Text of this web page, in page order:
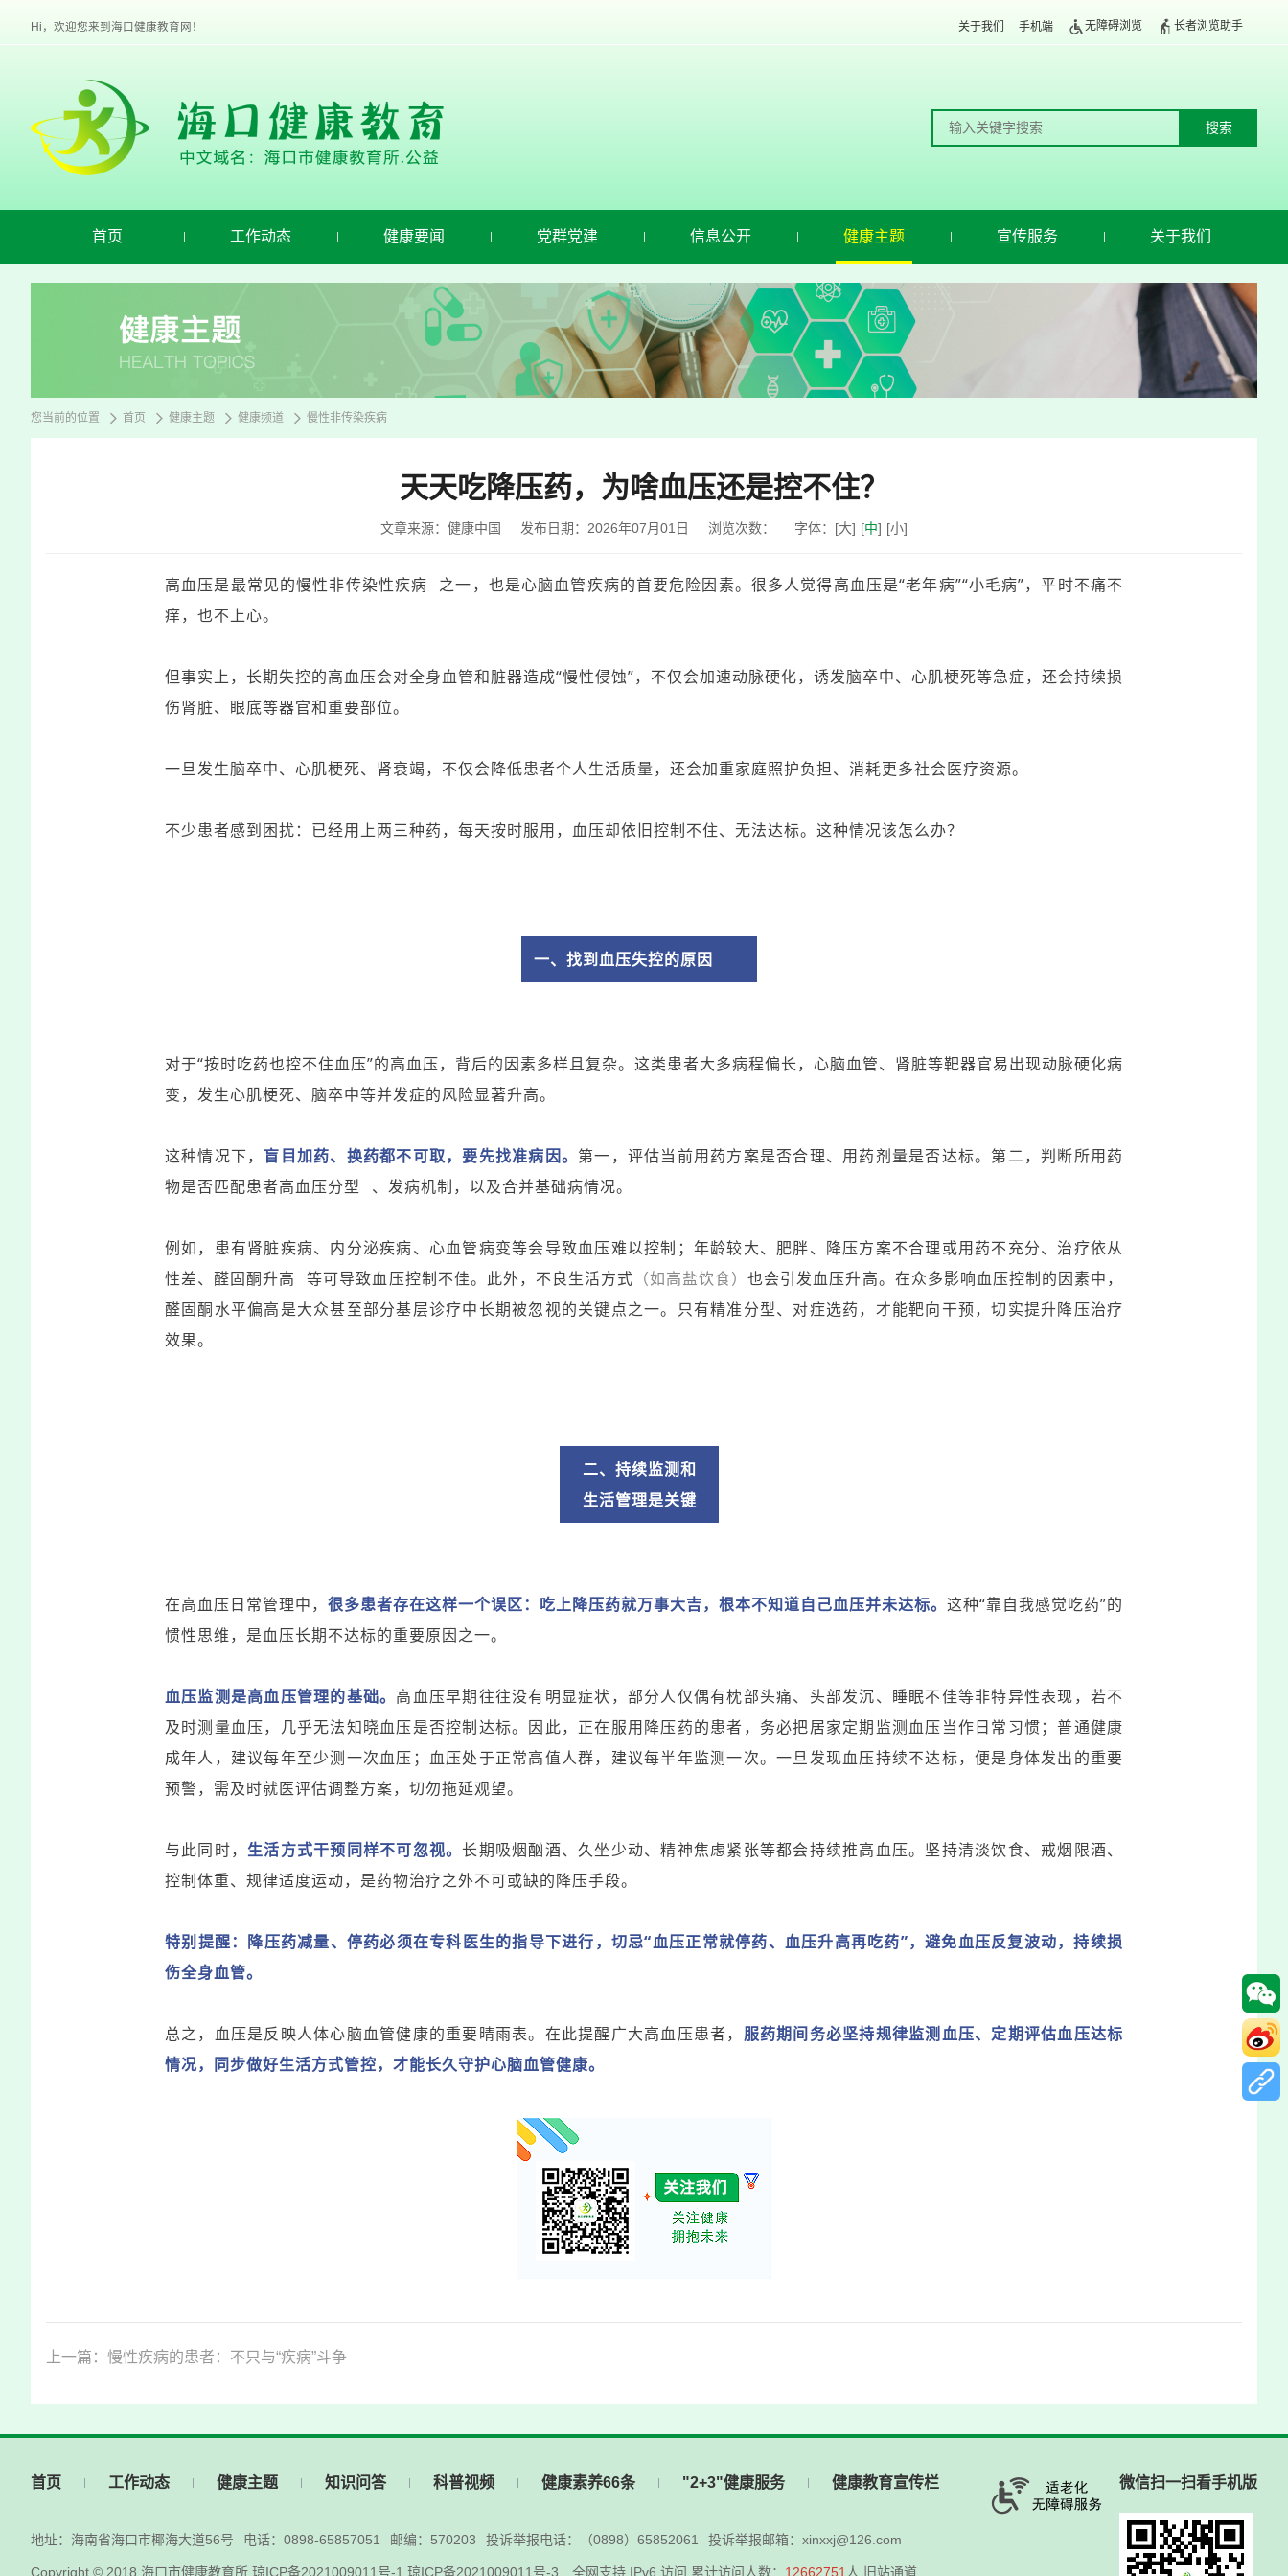
进
人
使
Hi，欢迎您来到海口健康教育网！ 关于我们 手机端 无障碍浏览 长者浏览助手
首页 工作动态 健康要闻 党群党建 信息公开 健康主题 宣传服务 关于我们
您当前的位置 首页 健康主题 健康频道 慢性非传染疾病
天天吃降压药，为啥血压还是控不住？
文章来源：健康中国 发布日期：2026年07月01日 浏览次数： 字体： [大] [中] [小]
高血压是最常见的慢性非传染性疾病
之一，也是心脑血管疾病的首要危险因素。很多人觉得高血压是“老年病”“小毛病”，平时不痛不
痒，也不上心。
但事实上，长期失控的高血压会对全身血管和脏器造成“慢性侵蚀”，不仅会加速动脉硬化，诱发脑卒中、心肌梗死等急症，还会持续损
伤肾脏、眼底等器官和重要部位。
一旦发生脑卒中、心肌梗死、肾衰竭，不仅会降低患者个人生活质量，还会加重家庭照护负担、消耗更多社会医疗资源。
不少患者感到困扰：已经用上两三种药，每天按时服用，血压却依旧控制不住、无法达标。这种情况该怎么办？
一、找到血压失控的原因
对于“按时吃药也控不住血压”的高血压，背后的因素多样且复杂。这类患者大多病程偏长，心脑血管、肾脏等靶器官易出现动脉硬化病
变，发生心肌梗死、脑卒中等并发症的风险显著升高。
这种情况下， 盲目加药、换药都不可取，要先找准病因。 第一，评估当前用药方案是否合理、用药剂量是否达标。第二，判断所用药
物是否匹配患者高血压分型 、发病机制，以及合并基础病情况。
例如，患有肾脏疾病、内分泌疾病、心血管病变等会导致血压难以控制；年龄较大、肥胖、降压方案不合理或用药不充分、治疗依从
性差、醛固酮升高 等可导致血压控制不佳。此外，不良生活方式 （如高盐饮食）也会引发血压升高。在众多影响血压控制的因素中，
醛固酮水平偏高是大众甚至部分基层诊疗中长期被忽视的关键点之一。只有精准分型、对症选药，才能靶向干预，切实提升降压治疗
效果。
二、持续监测和
生活管理是关键
在高血压日常管理中， 很多患者存在这样一个误区：吃上降压药就万事大吉，根本不知道自己血压并未达标。 这种“靠自我感觉吃药”的
惯性思维，是血压长期不达标的重要原因之一。
血压监测是高血压管理的基础。 高血压早期往往没有明显症状，部分人仅偶有枕部头痛、头部发沉、睡眠不佳等非特异性表现，若不
及时测量血压，几乎无法知晓血压是否控制达标。因此，正在服用降压药的患者，务必把居家定期监测血压当作日常习惯；普通健康
成年人，建议每年至少测一次血压；血压处于正常高值人群，建议每半年监测一次。一旦发现血压持续不达标，便是身体发出的重要
预警，需及时就医评估调整方案，切勿拖延观望。
与此同时， 生活方式干预同样不可忽视。 长期吸烟酗酒、久坐少动、精神焦虑紧张等都会持续推高血压。坚持清淡饮食、戒烟限酒、
控制体重、规律适度运动，是药物治疗之外不可或缺的降压手段。
特别提醒：降压药减量、停药必须在专科医生的指导下进行，切忌“血压正常就停药、血压升高再吃药”，避免血压反复波动，持续损
伤全身血管。
总之，血压是反映人体心脑血管健康的重要晴雨表。在此提醒广大高血压患者， 服药期间务必坚持规律监测血压、定期评估血压达标
情况，同步做好生活方式管控，才能长久守护心脑血管健康。
上一篇：慢性疾病的患者：不只与“疾病”斗争
首页 工作动态 健康主题 知识问答 科普视频 健康素养66条 "2+3"健康服务 健康教育宣传栏
地址：海南省海口市椰海大道56号 电话：0898-65857051 邮编：570203 投诉举报电话：（0898）65852061 投诉举报邮箱：xinxxj@126.com
Copyright © 2018 海口市健康教育所 琼ICP备2021009011号-1 琼ICP备2021009011号-3 全网支持 IPv6 访问 累计访问人数： 12662751 人 旧站通道
微信扫一扫看手机版